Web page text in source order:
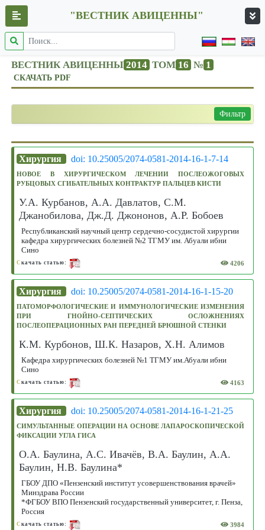
"ВЕСТНИК АВИЦЕННЫ"
ВЕСТНИК АВИЦЕННЫ 2014 ТОМ 16 № 1
СКАЧАТЬ PDF
Фильтр
Хирургия doi: 10.25005/2074-0581-2014-16-1-7-14
НОВОЕ В ХИРУРГИЧЕСКОМ ЛЕЧЕНИИ ПОСЛЕОЖОГОВЫХ
РУБЦОВЫХ СГИБАТЕЛЬНЫХ КОНТРАКТУР ПАЛЬЦЕВ КИСТИ
У.А. Курбанов, А.А. Давлатов, С.М.
Джанобилова, Дж.Д. Джононов, А.Р. Бобоев
Республиканский научный центр сердечно-сосудистой хирургии
кафедра хирургических болезней №2 ТГМУ им. Абуали ибни
Сино
С качать статью: 4206
Хирургия doi: 10.25005/2074-0581-2014-16-1-15-20
ПАТОМОРФОЛОГИЧЕСКИЕ И ИММУНОЛОГИЧЕСКИЕ ИЗМЕНЕНИЯ
ПРИ ГНОЙНО-СЕПТИЧЕСКИХ ОСЛОЖНЕНИЯХ
ПОСЛЕОПЕРАЦИОННЫХ РАН ПЕРЕДНЕЙ БРЮШНОЙ СТЕНКИ
К.М. Курбонов, Ш.К. Назаров, Х.Н. Алимов
Кафедра хирургических болезней №1 ТГМУ им.Абуали ибни
Сино
С качать статью: 4163
Хирургия doi: 10.25005/2074-0581-2014-16-1-21-25
СИМУЛЬТАННЫЕ ОПЕРАЦИИ НА ОСНОВЕ ЛАПАРОСКОПИЧЕСКОЙ
ФИКСАЦИИ УГЛА ГИСА
О.А. Баулина, А.С. Ивачёв, В.А. Баулин, А.А.
Баулин, Н.В. Баулина*
ГБОУ ДПО «Пензенский институт усовершенствования врачей»
Минздрава России
*ФГБОУ ВПО Пензенский государственный университет, г. Пенза,
Россия
С качать статью: 3984